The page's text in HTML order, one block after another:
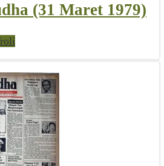
(31 Maret 1979)